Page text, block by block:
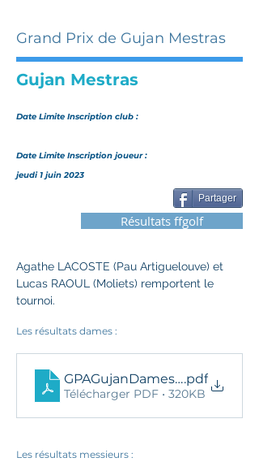
Grand Prix de Gujan Mestras
Gujan Mestras
Date Limite Inscription club :
Date Limite Inscription joueur :
jeudi 1 juin 2023
Partager
Résultats ffgolf
Agathe LACOSTE (Pau Artiguelouve) et
Lucas RAOUL (Moliets) remportent le
tournoi.
Les résultats dames :
GPAGujanDamesResDef
.pdf
Télécharger PDF • 320KB
Les résultats messieurs :